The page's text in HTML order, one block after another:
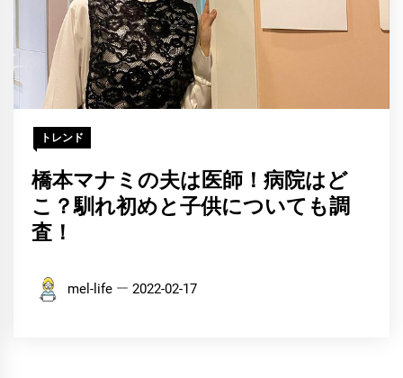
トレンド
橋本マナミの夫は医師！病院はど
こ？馴れ初めと子供についても調
査！
mel-life 2022-02-17